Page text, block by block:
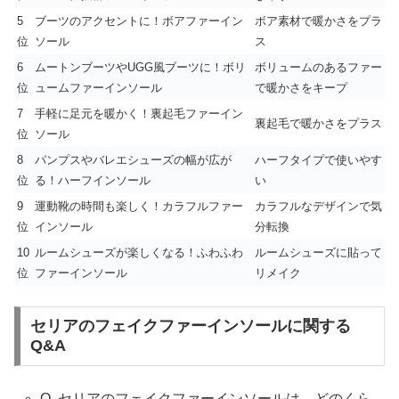
5
位
ブーツのアクセントに！ボアファーイン
ソール
ボア素材で暖かさをプラ
ス
6
位
ムートンブーツやUGG風ブーツに！ボリ
ュームファーインソール
ボリュームのあるファー
で暖かさをキープ
7
位
手軽に足元を暖かく！裏起毛ファーイン
ソール
裏起毛で暖かさをプラス
8
位
パンプスやバレエシューズの幅が広が
る！ハーフインソール
ハーフタイプで使いやす
い
9
位
運動靴の時間も楽しく！カラフルファー
インソール
カラフルなデザインで気
分転換
10
位
ルームシューズが楽しくなる！ふわふわ
ファーインソール
ルームシューズに貼って
リメイク
セリアのフェイクファーインソールに関する
Q&A